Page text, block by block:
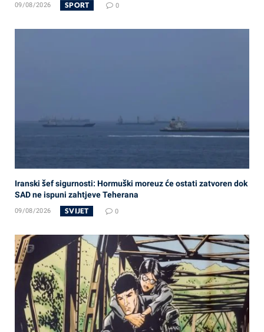
09/08/2026 SPORT 0
Iranski šef sigurnosti: Hormuški moreuz će ostati zatvoren dok
SAD ne ispuni zahtjeve Teherana
09/08/2026 SVIJET 0